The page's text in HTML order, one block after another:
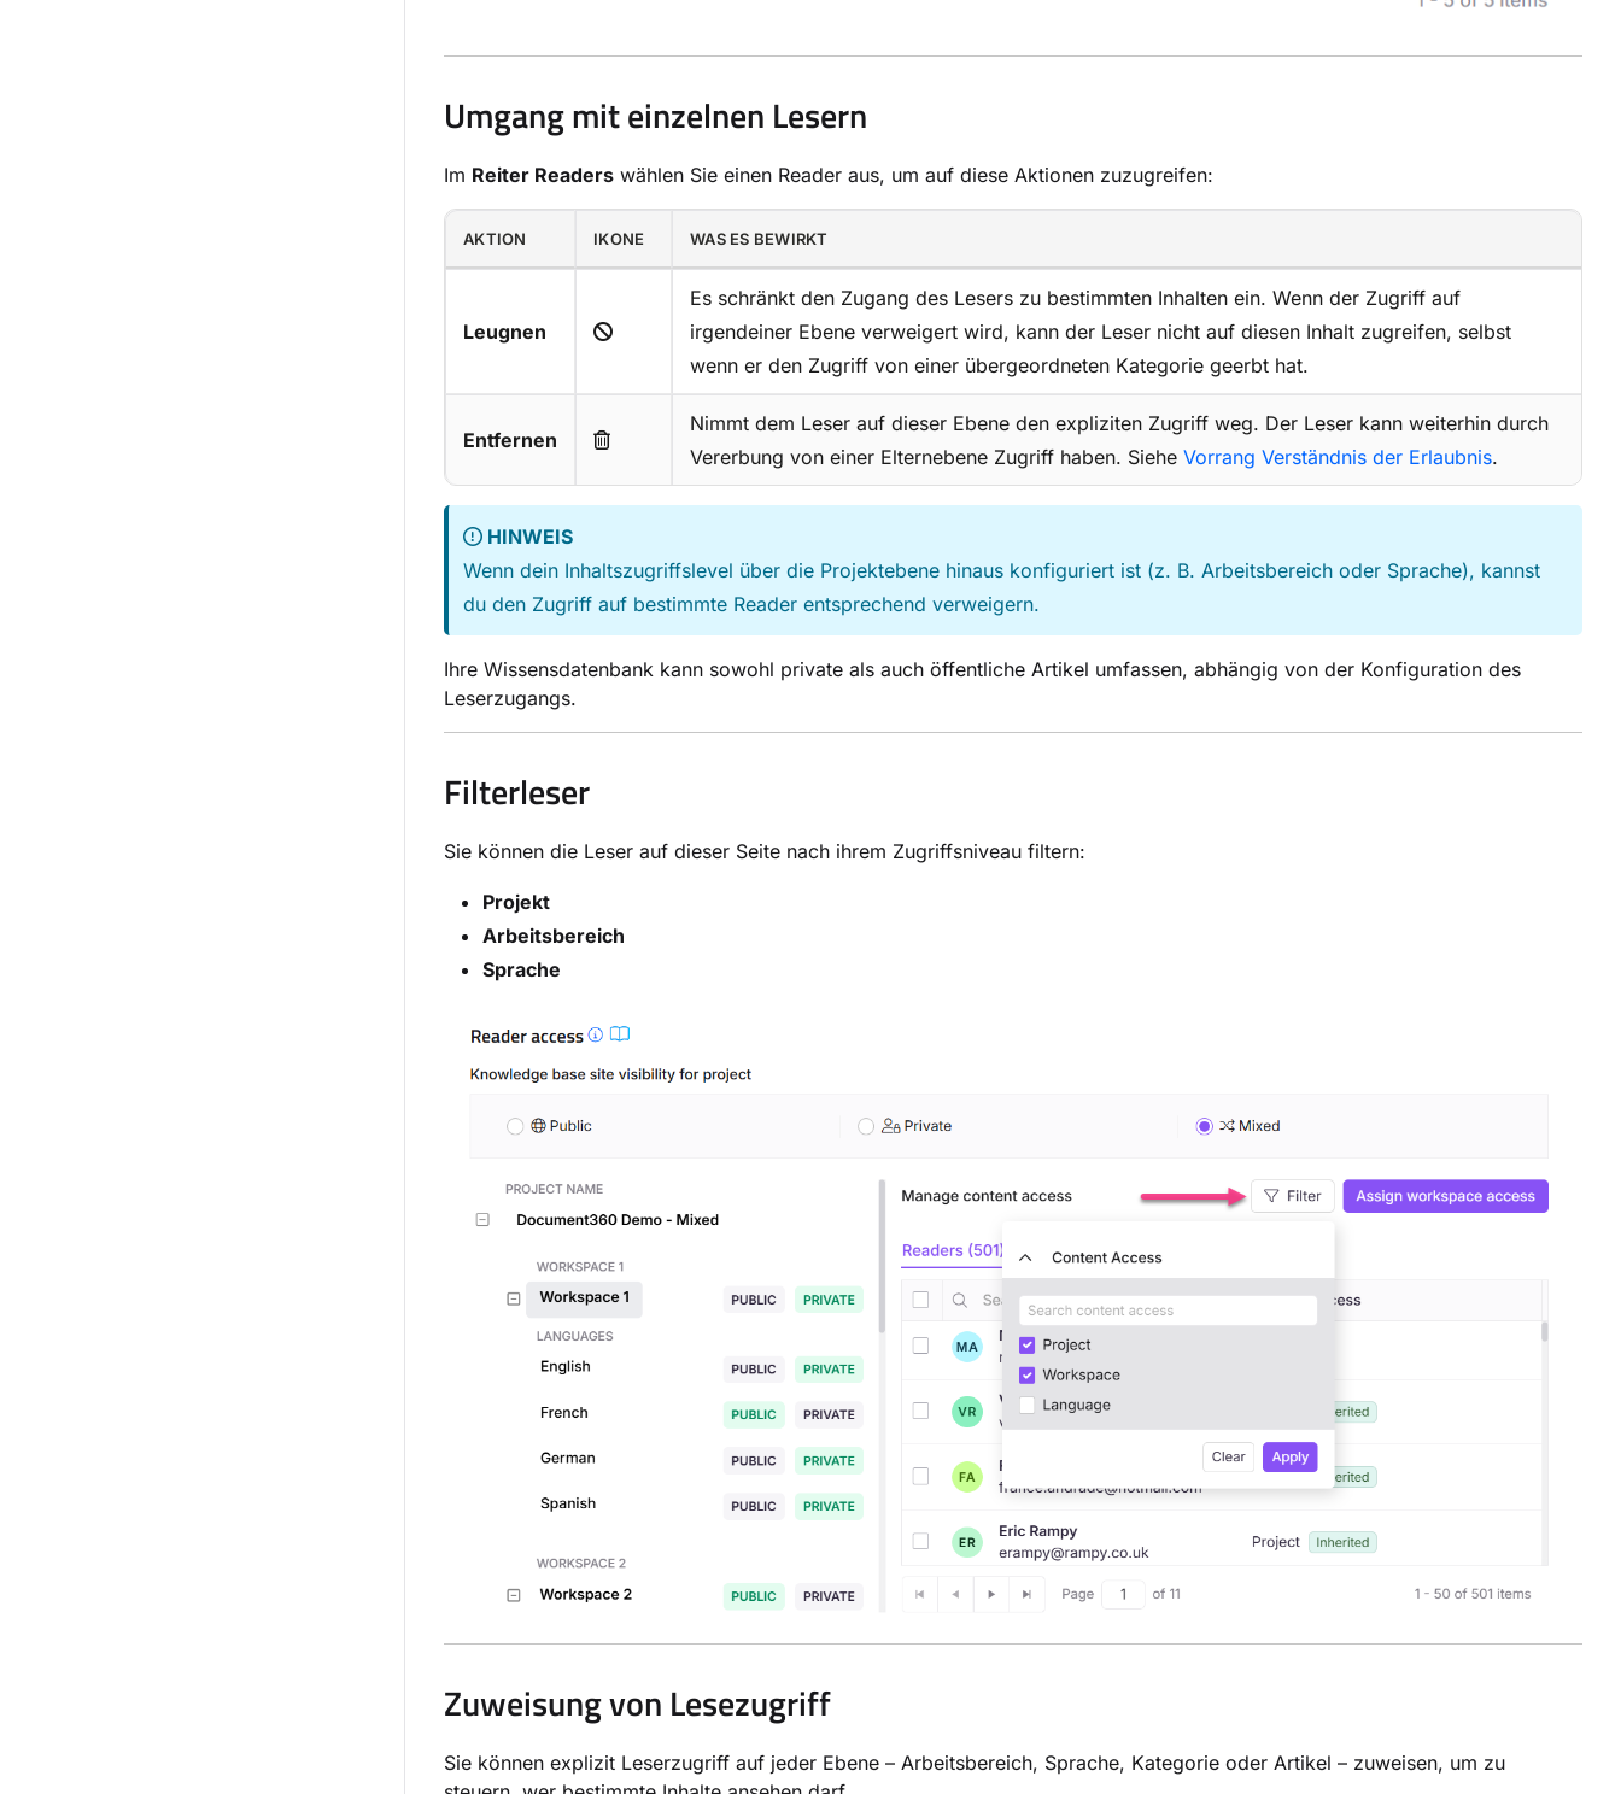
Umgang mit einzelnen Lesern
Im Reiter Readers wählen Sie einen Reader aus, um auf diese Aktionen zuzugreifen:
AKTION IKONE WAS ES BEWIRKT
Leugnen
Es schränkt den Zugang des Lesers zu bestimmten Inhalten ein. Wenn der Zugriff auf
irgendeiner Ebene verweigert wird, kann der Leser nicht auf diesen Inhalt zugreifen, selbst
wenn er den Zugriff von einer übergeordneten Kategorie geerbt hat.
Entfernen
Nimmt dem Leser auf dieser Ebene den expliziten Zugriff weg. Der Leser kann weiterhin durch
Vererbung von einer Elternebene Zugriff haben. Siehe Vorrang Verständnis der Erlaubnis.
HINWEIS
Wenn dein Inhaltszugriffslevel über die Projektebene hinaus konfiguriert ist (z. B. Arbeitsbereich oder Sprache), kannst
du den Zugriff auf bestimmte Reader entsprechend verweigern.
Ihre Wissensdatenbank kann sowohl private als auch öffentliche Artikel umfassen, abhängig von der Konfiguration des
Leserzugangs.
Filterleser
Sie können die Leser auf dieser Seite nach ihrem Zugriffsniveau filtern:
Projekt
Arbeitsbereich
Sprache
Zuweisung von Lesezugriff
Sie können explizit Leserzugriff auf jeder Ebene – Arbeitsbereich, Sprache, Kategorie oder Artikel – zuweisen, um zu